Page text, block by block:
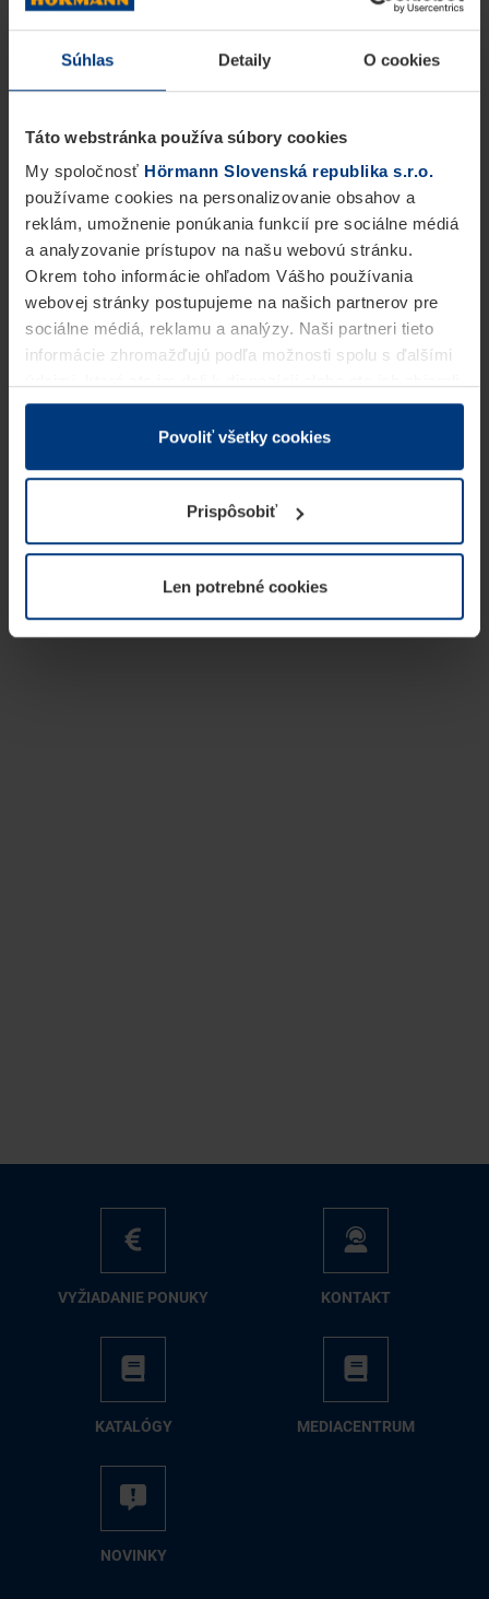
Súhlas Detaily O cookies
Táto webstránka používa súbory cookies
My spoločnosť Hörmann Slovenská republika s.r.o.
používame cookies na personalizovanie obsahov a
reklám, umožnenie ponúkania funkcií pre sociálne médiá
a analyzovanie prístupov na našu webovú stránku.
Okrem toho informácie ohľadom Vášho používania
webovej stránky postupujeme na našich partnerov pre
sociálne médiá, reklamu a analýzy. Naši partneri tieto
informácie zhromažďujú podľa možnosti spolu s ďalšími
v rámci Vášho využívania služieb.
Z právneho hľadiska môžeme cookies ukladať na Vašom
prevádzku tejto stránky. Pre všetky ostatné typy cookie
potrebujeme Vaše povolenie. Vaše povolenie môžete
kedykoľvek zmeniť alebo odvolať vo vysvetlení cookie
našej webovej stránky.
Povoliť všetky cookies
Prispôsobiť
Len potrebné cookies
VY­ŽIA­DA­NIE PO­NU­KY KON­TAKT
KA­TA­LÓ­GY ME­DIA­CEN­TRUM
NO­VIN­KY